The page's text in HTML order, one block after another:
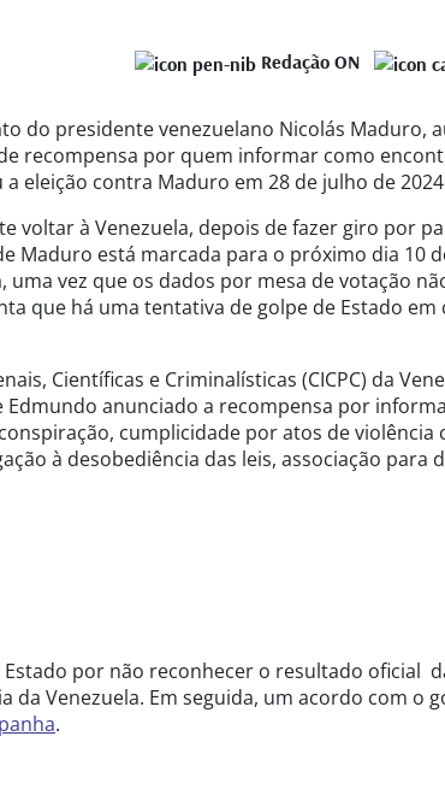
Redação ON
do presidente venezuelano Nicolás Maduro,
recompensa por quem informar como
eleição contra Maduro em 28 de julho de
voltar à Venezuela, depois de fazer giro por
Maduro está marcada para o próximo dia 10
vez que os dados por mesa de votação
que há uma tentativa de golpe de Estado em
Científicas e Criminalísticas (CICPC) da
anunciado a recompensa por
cumplicidade por atos de violência
à desobediência das leis, associação para
por não reconhecer o resultado oficial
Venezuela. Em seguida, um acordo com o
.